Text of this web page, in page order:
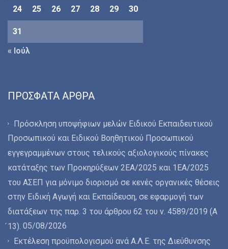
24 25 26 27 28 29 30
31
« Ιούλ
ΠΡΌΣΦΑΤΑ ΆΡΘΡΑ
Πρόσκληση υποψήφιων μελών Ειδικού Εκπαιδευτικού
Προσωπικού και Ειδικού Βοηθητικού Προσωπικού
εγγεγραμμένων στους τελικούς αξιολογικούς πίνακες
κατάταξης των Προκηρύξεων 2ΕΑ/2025 και 1ΕΑ/2025
του ΑΣΕΠ για μόνιμο διορισμό σε κενές οργανικές θέσεις
στην Ειδική Αγωγή και Εκπαίδευση, σε εφαρμογή των
διατάξεων της παρ. 3 του άρθρου 62 του ν. 4589/2019 (Α
́13). 05/08/2026
Εκτέλεση προϋπολογισμού ανά Α.Λ.Ε. της Διεύθυνσης